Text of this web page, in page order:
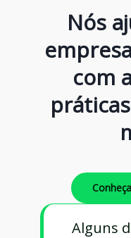
Nós
com
Alguns